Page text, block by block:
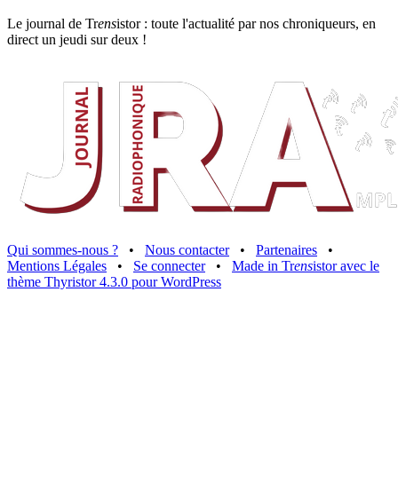
Le journal de Trensistor : toute l'actualité par nos chroniqueurs, en
direct un jeudi sur deux !
Qui sommes-nous ? • Nous contacter • Partenaires
•
Mentions Légales
• Se connecter • Made in Trensistor avec le
thème Thyristor 4.3.0 pour WordPress